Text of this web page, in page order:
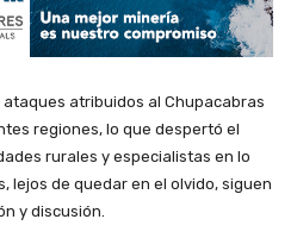
atribuidos al Chupacabras
regiones, lo que despertó el
rurales y especialistas en lo
lejos de quedar en el olvido, siguen
y discusión.